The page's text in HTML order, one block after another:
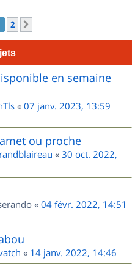
2
en semaine
« 07 janv. 2023, 13:59
ou proche
« 30 oct. 2022,
« 04 févr. 2022, 14:51
« 14 janv. 2022, 14:46